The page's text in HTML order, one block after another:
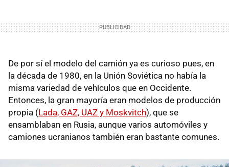
De por sí el modelo del camión ya es curioso pues, en
la década de 1980, en la Unión Soviética no había la
misma variedad de vehículos que en Occidente.
Entonces, la gran mayoría eran modelos de producción
propia (Lada, GAZ, UAZ y Moskvitch), que se
ensamblaban en Rusia, aunque varios automóviles y
camiones ucranianos también eran bastante comunes.